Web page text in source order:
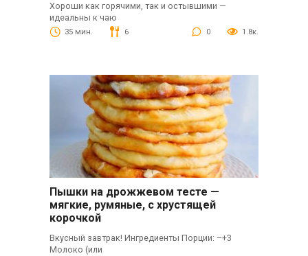
Хороши как горячими, так и остывшими —
идеальны к чаю
35 мин. 6 0 1.8к.
Пышки на дрожжевом тесте —
мягкие, румяные, с хрустящей
корочкой
Вкусный завтрак! Ингредиенты Порции: –+3
Молоко (или